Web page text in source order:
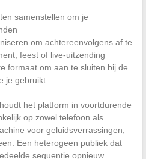
samenstellen om je
om achtereenvolgens af te
feest of live-uitzending
formaat om aan te sluiten bij de
je gebruikt
het platform in voortdurende
op zowel telefoon als
voor geluidsverrassingen,
Een heterogeen publiek dat
sequentie opnieuw